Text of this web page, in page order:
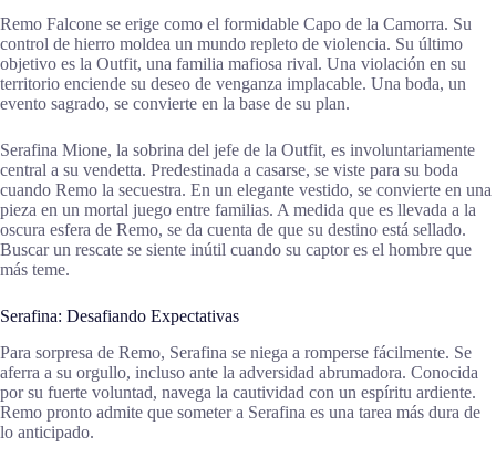
Remo Falcone se erige como el formidable Capo de la Camorra. Su
control de hierro moldea un mundo repleto de violencia. Su último
objetivo es la Outfit, una familia mafiosa rival. Una violación en su
territorio enciende su deseo de venganza implacable. Una boda, un
evento sagrado, se convierte en la base de su plan.
Serafina Mione, la sobrina del jefe de la Outfit, es involuntariamente
central a su vendetta. Predestinada a casarse, se viste para su boda
cuando Remo la secuestra. En un elegante vestido, se convierte en una
pieza en un mortal juego entre familias. A medida que es llevada a la
oscura esfera de Remo, se da cuenta de que su destino está sellado.
Buscar un rescate se siente inútil cuando su captor es el hombre que
más teme.
Serafina: Desafiando Expectativas
Para sorpresa de Remo, Serafina se niega a romperse fácilmente. Se
aferra a su orgullo, incluso ante la adversidad abrumadora. Conocida
por su fuerte voluntad, navega la cautividad con un espíritu ardiente.
Remo pronto admite que someter a Serafina es una tarea más dura de
lo anticipado.